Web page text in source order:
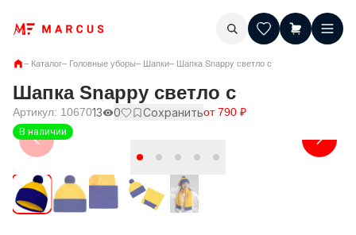
– Каталог– Головные уборы– Шапки– Шапка Snappy светло с
Шапка Snappy светло с
Артикул: 1067013 0 Сохранитьот790 ₽
В наличии